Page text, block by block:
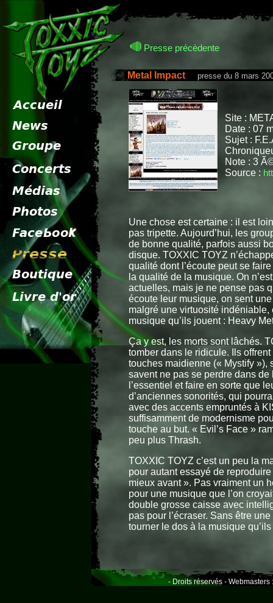
Presse précèdente
Metal Impactpresse du 8 mars
Site :
Date : 07
Sujet :
Note : 3
Source :
Une chose est certaine : il est
pas tripette. Aujourd’hui, les
de bonne qualité, parfois aussi
disque. TOXXIC TOYZ
qualité dont l’écoute peut se
la qualité de la musique. On
actuelles, mais je ne pense pas
écoute leur musique, on sent
malgré une virtuosité indéniable,
musique qu’ils jouent : Heavy
Ça y est, les morts sont lâchés.
tomber dans le ridicule. Ils
touches maidienne (« Mystify »),
savent ne pas se perdre dans
l’essentiel et faire en sorte que
d’anciennes sonorités, qui
avec des accents empruntés à
suffisamment de modernisme
touche au but. « Evil’s Face »
peu plus Thrash.
TOXXIC TOYZ c’est un peu la
pour autant essayé de
mieux avant ». Pas vraiment un
pour une musique que l’on
double grosse caisse avec
pas pour l’écraser. Sans être
tourner le dos à la musique
- Droits réservés - Webmasters